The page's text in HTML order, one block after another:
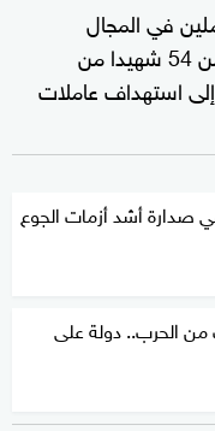
في المجال
الإنساني، قائلا: نحن نتحدث عن أكثر من 54 شهيدا من
استهداف عاملات
صدارة أشد أزمات الجوع
3 سنوات من الحرب.. دولة على